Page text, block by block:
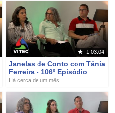
1:03:04
Janelas de Conto com Tânia
Ferreira - 106º Episódio
Há cerca de um mês